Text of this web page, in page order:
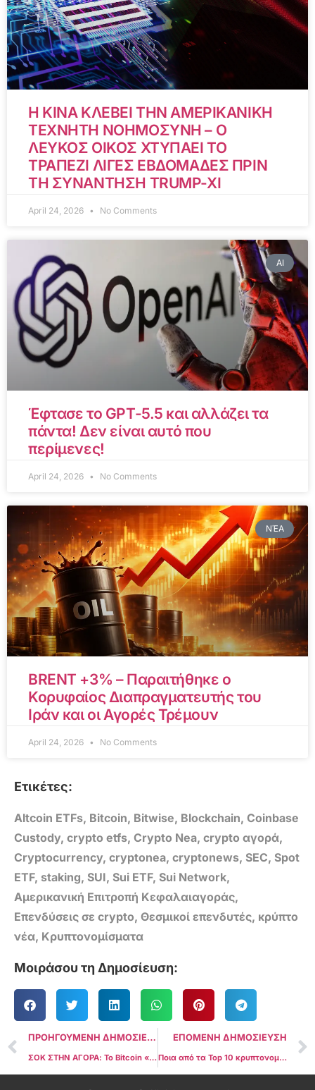
Η ΚΙΝΑ ΚΛΕΒΕΙ ΤΗΝ ΑΜΕΡΙΚΑΝΙΚΗ
ΤΕΧΝΗΤΗ ΝΟΗΜΟΣΥΝΗ – Ο
ΛΕΥΚΟΣ ΟΙΚΟΣ ΧΤΥΠΑΕΙ ΤΟ
ΤΡΑΠΕΖΙ ΛΙΓΕΣ ΕΒΔΟΜΑΔΕΣ ΠΡΙΝ
ΤΗ ΣΥΝΑΝΤΗΣΗ TRUMP-XI
April 24, 2026 No Comments
AI
Έφτασε το GPT-5.5 και αλλάζει τα
πάντα! Δεν είναι αυτό που
περίμενες!
April 24, 2026 No Comments
ΝΈΑ
BRENT +3% – Παραιτήθηκε ο
Κορυφαίος Διαπραγματευτής του
Ιράν και οι Αγορές Τρέμουν
April 24, 2026 No Comments
Ετικέτες:
Altcoin ETFs, Bitcoin, Bitwise, Blockchain, Coinbase
Custody, crypto etfs, Crypto Nea, crypto αγορά,
Cryptocurrency, cryptonea, cryptonews, SEC, Spot
ETF, staking, SUI, Sui ETF, Sui Network,
Αμερικανική Επιτροπή Κεφαλαιαγοράς,
Επενδύσεις σε crypto, Θεσμικοί επενδυτές, κρύπτο
νέα, Κρυπτονομίσματα
Μοιράσου τη Δημοσίευση:
ΠΡΟΗΓΟΥΜΕΝΗ ΔΗΜΟΣΙΕΥΣΗ
ΣΟΚ ΣΤΗΝ ΑΓΟΡΑ: Το Bitcoin «κατέρρευσε» μετά το bullish CPI – $140 εκατ. liquidations σε λίγα λεπτά
ΕΠΟΜΕΝΗ ΔΗΜΟΣΙΕΥΣΗ
Ποια από τα Top 10 κρυπτονομίσματα κέρδισαν, ποια κατέρρευσαν και τι λέει αυτό για το 2025